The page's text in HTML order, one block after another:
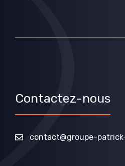
Contactez-nous
contact@groupe-